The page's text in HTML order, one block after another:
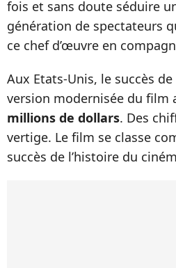
fois et sans doute séduire
génération de spectateurs
ce chef d’œuvre en
Aux Etats-Unis, le succès
version modernisée du film
millions de dollars. Des
vertige. Le film se classe
succès de l’histoire du